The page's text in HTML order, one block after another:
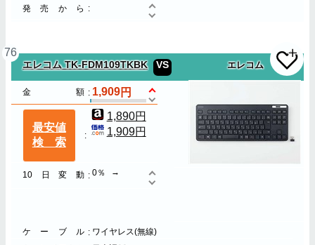
発売から
76
エレコム TK-FDM109TKBK VS エレコム
金額 1,909
最安値
検索
1,890円
1,909円
10日変動 0％
ケーブル
ワイヤレス(無線)